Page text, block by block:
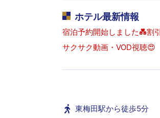
ホテル最新情報
宿泊予約開始しました💑割
サクサク動画・VOD視聴😍
東梅田駅から徒歩5分